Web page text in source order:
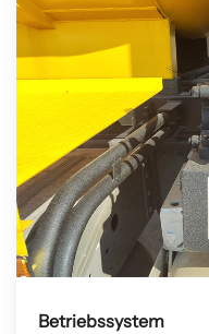
Betriebssystem